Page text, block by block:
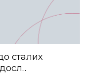
сталих